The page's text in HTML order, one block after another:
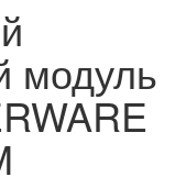
модуль